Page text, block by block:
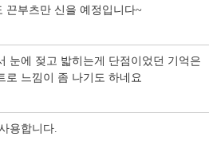
끈부츠만 신을 예정입니다~
눈에 젖고 밟히는게 단점이었던 기억은
로 느낌이 좀 나기도 하네요
용합니다.